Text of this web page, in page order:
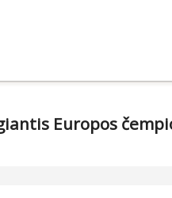
Europos